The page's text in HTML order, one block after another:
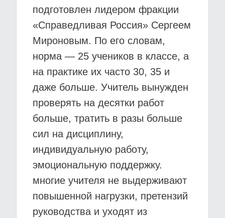
подготовлен лидером фракции
«Справедливая Россия» Сергеем
Мироновым. По его словам,
норма — 25 учеников в классе, а
на практике их часто 30, 35 и
даже больше. Учитель вынужден
проверять на десятки работ
больше, тратить в разы больше
сил на дисциплину,
индивидуальную работу,
эмоциональную поддержку.
многие учителя не выдерживают
повышенной нагрузки, претензий
руководства и уходят из